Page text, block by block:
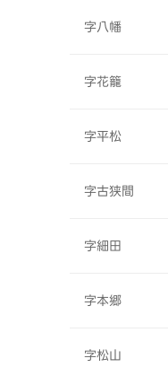
字八幡
字花籠
字平松
字古狭間
字細田
字本郷
字松山